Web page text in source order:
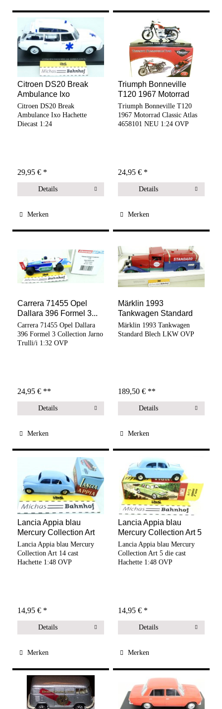
Citroen DS20 Break
Ambulance Ixo
Hachette...
Citroen DS20 Break
Ambulance Ixo Hachette
Diecast 1:24
29,95 € *
Details
Merken
Triumph Bonneville
T120 1967 Motorrad
Classic...
Triumph Bonneville T120
1967 Motorrad Classic Atlas
4658101 NEU 1:24 OVP
24,95 € *
Details
Merken
Carrera 71455 Opel
Dallara 396 Formel 3...
Carrera 71455 Opel Dallara
396 Formel 3 Collection Jarno
Trulli/i 1:32 OVP
24,95 € **
Details
Merken
Märklin 1993
Tankwagen Standard
Blech LKW OVP SR å
Märklin 1993 Tankwagen
Standard Blech LKW OVP
189,50 € **
Details
Merken
Lancia Appia blau
Mercury Collection Art
14...
Lancia Appia blau Mercury
Collection Art 14 cast
Hachette 1:48 OVP
14,95 € *
Details
Merken
Lancia Appia blau
Mercury Collection Art 5
die...
Lancia Appia blau Mercury
Collection Art 5 die cast
Hachette 1:48 OVP
14,95 € *
Details
Merken